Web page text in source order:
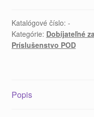
Katalógové číslo: -
Kategórie: Dobíjateľné
Príslušenstvo POD
Popis